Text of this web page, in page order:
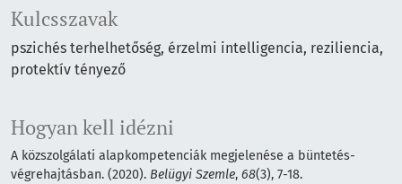
Kulcsszavak
pszichés terhelhetőség érzelmi intelligencia reziliencia
protektív tényező
Hogyan kell idézni
A közszolgálati alapkompetenciák megjelenése a büntetés-
végrehajtásban. (2020). Belügyi Szemle, 68(3), 7-18.